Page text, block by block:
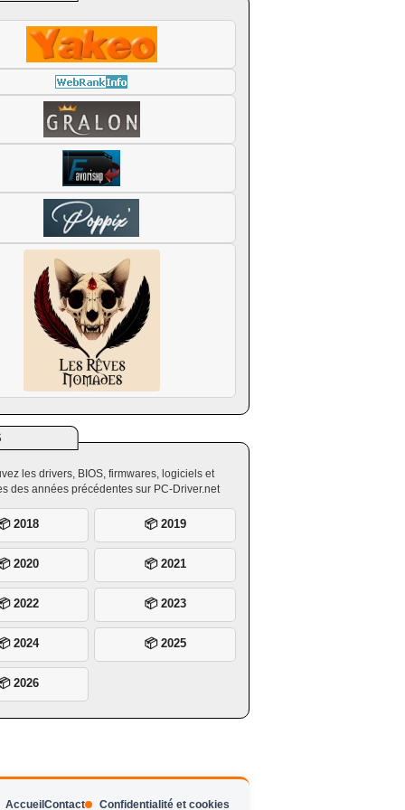
les drivers, BIOS, firmwares, logiciels et
des années précédentes sur PC-Driver.net
2018 📦 2019
2020 📦 2021
2022 📦 2023
2024 📦 2025
2026
Accueil Contact Confidentialité et cookies